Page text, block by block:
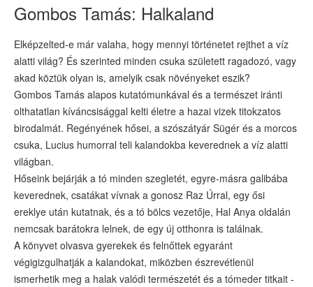
Gombos Tamás: Halkaland
Elképzelted-e már valaha, hogy mennyi történetet rejthet a víz
alatti világ? És szerinted minden csuka született ragadozó, vagy
akad köztük olyan is, amelyik csak növényeket eszik?
Gombos Tamás alapos kutatómunkával és a természet iránti
olthatatlan kíváncsisággal kelti életre a hazai vizek titokzatos
birodalmát. Regényének hősei, a szószátyár Sügér és a morcos
csuka, Lucius humorral teli kalandokba keverednek a víz alatti
világban.
Hőseink bejárják a tó minden szegletét, egyre-másra galibába
keverednek, csatákat vívnak a gonosz Raz Úrral, egy ősi
ereklye után kutatnak, és a tó bölcs vezetője, Hal Anya oldalán
nemcsak barátokra lelnek, de egy új otthonra is találnak.
A könyvet olvasva gyerekek és felnőttek egyaránt
végigizgulhatják a kalandokat, miközben észrevétlenül
ismerhetik meg a halak valódi természetét és a tómeder titkait -